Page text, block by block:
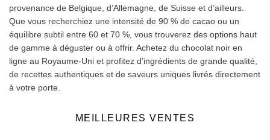
provenance de Belgique, d’Allemagne, de Suisse et d’ailleurs.
Que vous recherchiez une intensité de 90 % de cacao ou un
équilibre subtil entre 60 et 70 %, vous trouverez des options haut
de gamme à déguster ou à offrir. Achetez du chocolat noir en
ligne au Royaume‑Uni et profitez d’ingrédients de grande qualité,
de recettes authentiques et de saveurs uniques livrés directement
à votre porte.
MEILLEURES VENTES